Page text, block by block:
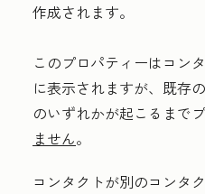
作成されます。
このプロパティーはコン
に表示されますが、既存
のいずれかが起こるまで
ません。
コンタクトが別のコンタ